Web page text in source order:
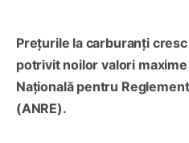
Prețurile la carburanți
potrivit noilor valori
Națională pentru
(ANRE).